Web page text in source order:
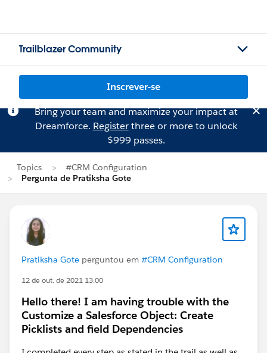
Trailblazer Community
Inscrever-se
Bring your team and maximize your impact at
Dreamforce. Registerthree or more to unlock
$999 passes.
Topics
#CRM Configuration
Pergunta de Pratiksha Gote
Pratiksha Gote perguntou em #CRM Configuration
12 de out. de 2021 13:00
Hello there! I am having trouble with the
Customize a Salesforce Object: Create
Picklists and field Dependencies